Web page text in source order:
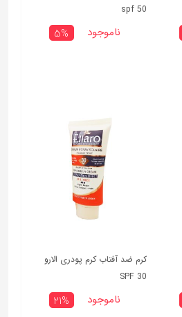
spf 50
5% ناموجود
کرم ضد آفتاب کرم پودری الارو
SPF 30
21% ناموجود